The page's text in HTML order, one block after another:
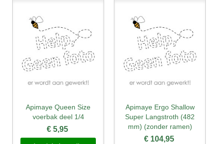
Apimaye Queen Size
voerbak deel 1/4
€ 5,95
Apimaye Ergo Shallow
Super Langstroth (482
mm) (zonder ramen)
€ 104,95